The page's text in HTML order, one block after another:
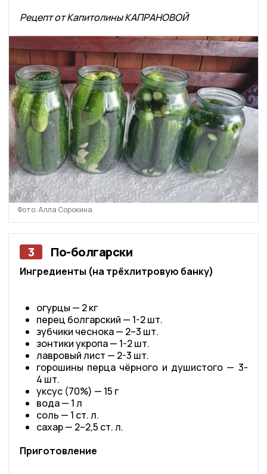
Рецепт от Капитолины КАПРАНОВОЙ
Фото: Алла Сорокина
3 По-болгарски
Ингредиенты (на трёхлитровую банку)
огурцы — 2 кг
перец болгарский — 1-2 шт.
зубчики чеснока — 2–3 шт.
зонтики укропа — 1-2 шт.
лавровый лист — 2-3 шт.
горошины перца чёрного и душистого — 3-
4 шт.
уксус (70%) — 15 г
вода — 1 л
соль — 1 ст. л.
сахар — 2–2,5 ст. л.
Приготовление